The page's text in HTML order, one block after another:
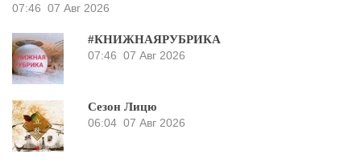
07:46 07 Авг 2026
#КНИЖНАЯРУБРИКА
07:46 07 Авг 2026
Сезон Лицю
06:04 07 Авг 2026